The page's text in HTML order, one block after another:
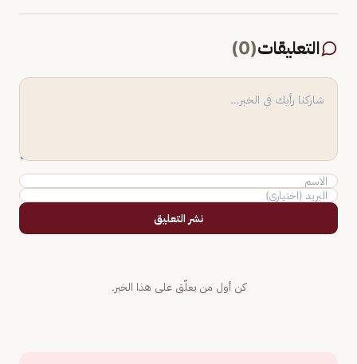
التعليقات(
0
)
نشر التعليق
كن أول من يعلّق على هذا الخبر.